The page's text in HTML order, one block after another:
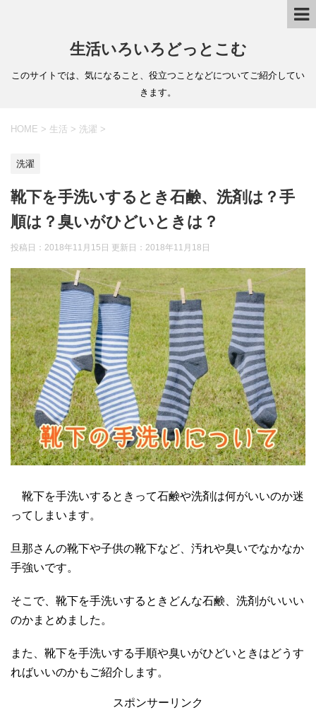
生活いろいろどっとこむ
このサイトでは、気になること、役立つことなどについてご紹介してい
きます。
HOME > 生活 > 洗濯 >
洗濯
靴下を手洗いするとき石鹸、洗剤は？手
順は？臭いがひどいときは？
投稿日：2018年11月15日 更新日： 2018年11月18日
靴下を手洗いするときって石鹸や洗剤は何がいいのか迷
ってしまいます。
旦那さんの靴下や子供の靴下など、汚れや臭いでなかなか
手強いです。
そこで、靴下を手洗いするときどんな石鹸、洗剤がいいい
のかまとめました。
また、靴下を手洗いする手順や臭いがひどいときはどうす
ればいいのかもご紹介します。
スポンサーリンク